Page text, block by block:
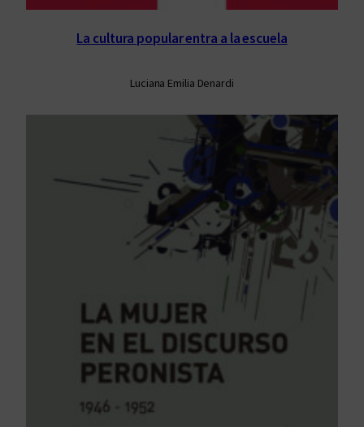
La cultura popular entra a la escuela
Luciana Emilia Denardi